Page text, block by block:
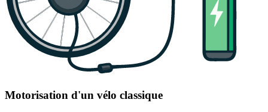
Motorisation d'un vélo classique